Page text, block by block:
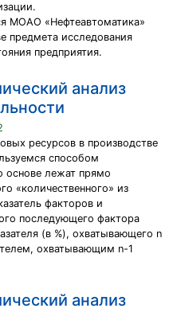
МОАО «Нефтеавтоматика»
предмета исследования
предприятия.
анализ
ресурсов в производстве
способом
основе лежат прямо
«количественного» из
факторов и
последующего фактора
(в %), охватывающего n
охватывающим n-1
анализ